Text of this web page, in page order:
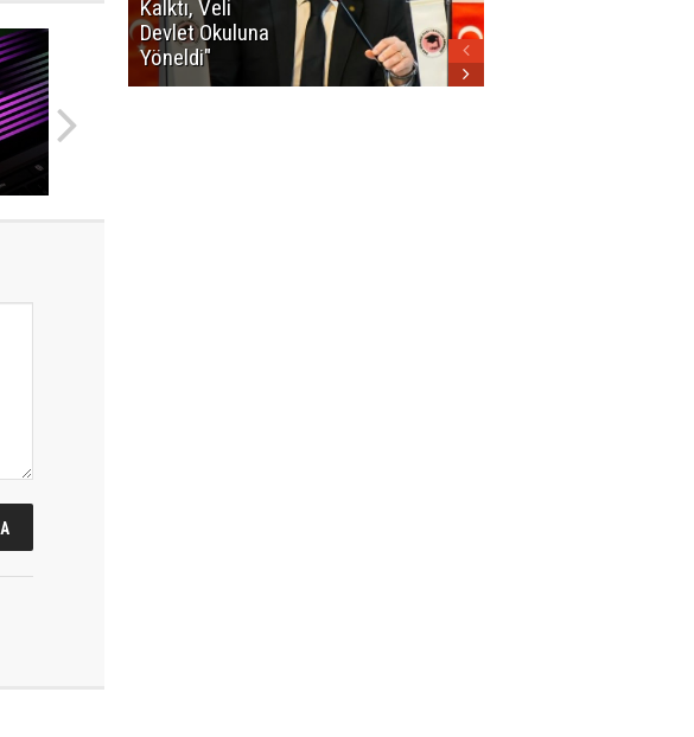
Kalktı, Veli
Devlet Okuluna
Yöneldi"